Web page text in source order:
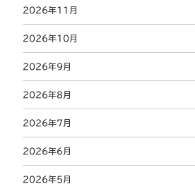
2026年11月
2026年10月
2026年9月
2026年8月
2026年7月
2026年6月
2026年5月